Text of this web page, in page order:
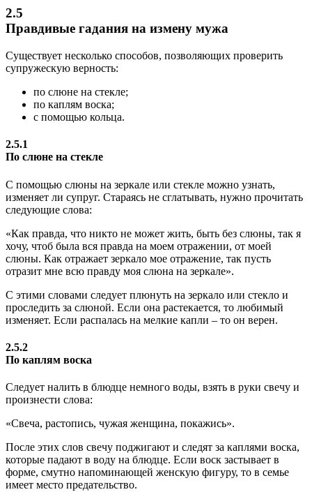
2.5
Правдивые гадания на измену мужа
Существует несколько способов, позволяющих проверить
супружескую верность:
по слюне на стекле;
по каплям воска;
с помощью кольца.
2.5.1
По слюне на стекле
С помощью слюны на зеркале или стекле можно узнать,
изменяет ли супруг. Стараясь не сглатывать, нужно прочитать
следующие слова:
«Как правда, что никто не может жить, быть без слюны, так я
хочу, чтоб была вся правда на моем отражении, от моей
слюны. Как отражает зеркало мое отражение, так пусть
отразит мне всю правду моя слюна на зеркале».
С этими словами следует плюнуть на зеркало или стекло и
проследить за слюной. Если она растекается, то любимый
изменяет. Если распалась на мелкие капли – то он верен.
2.5.2
По каплям воска
Следует налить в блюдце немного воды, взять в руки свечу и
произнести слова:
«Свеча, растопись, чужая женщина, покажись».
После этих слов свечу поджигают и следят за каплями воска,
которые падают в воду на блюдце. Если воск застывает в
форме, смутно напоминающей женскую фигуру, то в семье
имеет место предательство.